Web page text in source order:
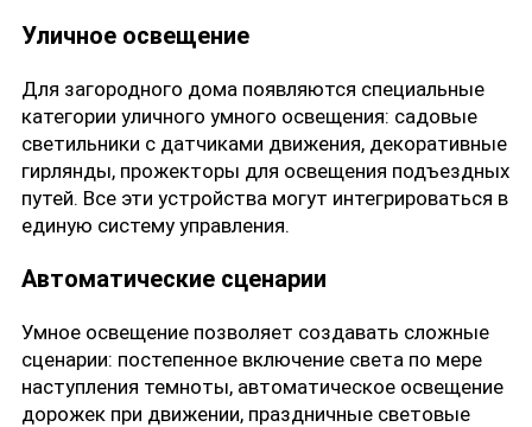
Уличное освещение
Для загородного дома появляются специальные
категории уличного умного освещения: садовые
светильники с датчиками движения, декоративные
гирлянды, прожекторы для освещения подъездных
путей. Все эти устройства могут интегрироваться в
единую систему управления.
Автоматические сценарии
Умное освещение позволяет создавать сложные
сценарии: постепенное включение света по мере
наступления темноты, автоматическое освещение
дорожек при движении, праздничные световые